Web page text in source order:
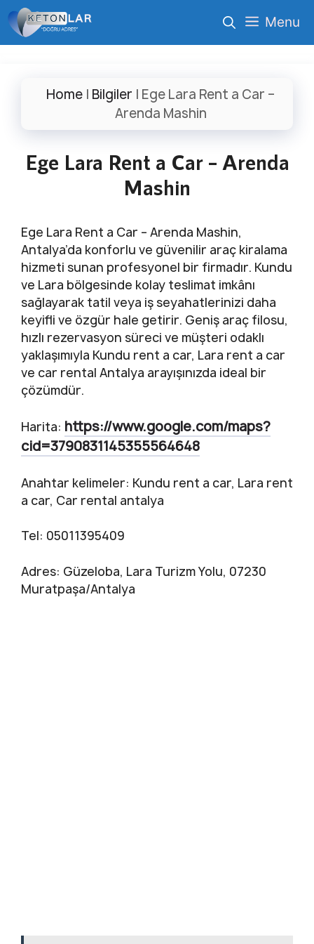
İçeriğe
atla
Menu
Home | Bilgiler | Ege Lara Rent a Car –
Arenda Mashin
Ege Lara Rent a Car – Arenda
Mashin
Ege Lara Rent a Car – Arenda Mashin,
Antalya’da konforlu ve güvenilir araç kiralama
hizmeti sunan profesyonel bir firmadır. Kundu
ve Lara bölgesinde kolay teslimat imkânı
sağlayarak tatil veya iş seyahatlerinizi daha
keyifli ve özgür hale getirir. Geniş araç filosu,
hızlı rezervasyon süreci ve müşteri odaklı
yaklaşımıyla Kundu rent a car, Lara rent a car
ve car rental Antalya arayışınızda ideal bir
çözümdür.
Harita: https://www.google.com/maps?
cid=3790831145355564648
Anahtar kelimeler: Kundu rent a car, Lara rent
a car, Car rental antalya
Tel: 05011395409
Adres: Güzeloba, Lara Turizm Yolu, 07230
Muratpaşa/Antalya